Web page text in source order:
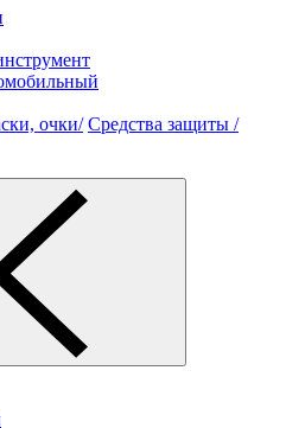
Средства защиты /